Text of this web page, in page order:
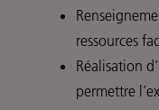
ressources
Réalisation
permettre